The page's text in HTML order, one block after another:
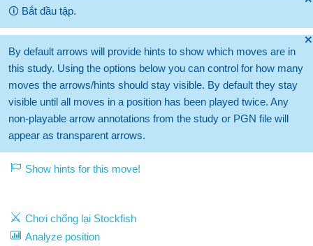
🛈 Bắt đầu tập.
🞫
By default arrows will provide hints to show which moves are in
this study. Using the options below you can control for how many
moves the arrows/hints should stay visible. By default they stay
visible until all moves in a position has been played twice. Any
non-playable arrow annotations from the study or PGN file will
appear as transparent arrows.
Show hints for this move!
Chơi chống lại Stockfish
Analyze position